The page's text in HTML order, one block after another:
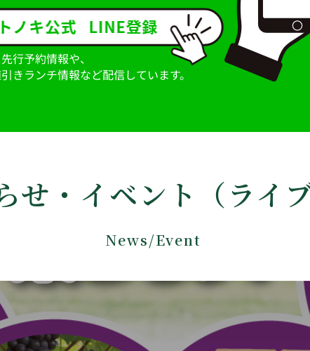
行予約情報や、
きランチ情報など配信しています。
せ・イベント（ライ
News/Event